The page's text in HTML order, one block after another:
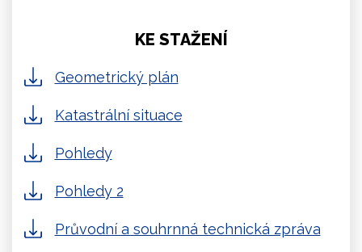
KE STAŽENÍ
Geometrický plán
Katastrální situace
Pohledy
Pohledy 2
Průvodní a souhrnná technická zpráva